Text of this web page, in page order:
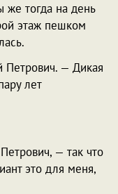
тогда на день
этаж пешком
Петрович. — Дикая
лет
— так что
это для меня,